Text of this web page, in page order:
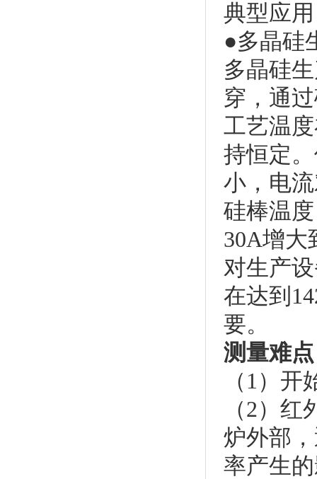
典型应用
●多晶硅
多晶硅
穿，通
工艺温
持恒定
小，电
硅棒温
30A增大
对生产
在达到
要。
测量难
（1）
（2）
炉外部
率产生